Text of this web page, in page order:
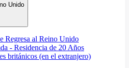
Unido
Regresa al Reino Unido
- Residencia de 20 Años
británicos (en el extranjero)